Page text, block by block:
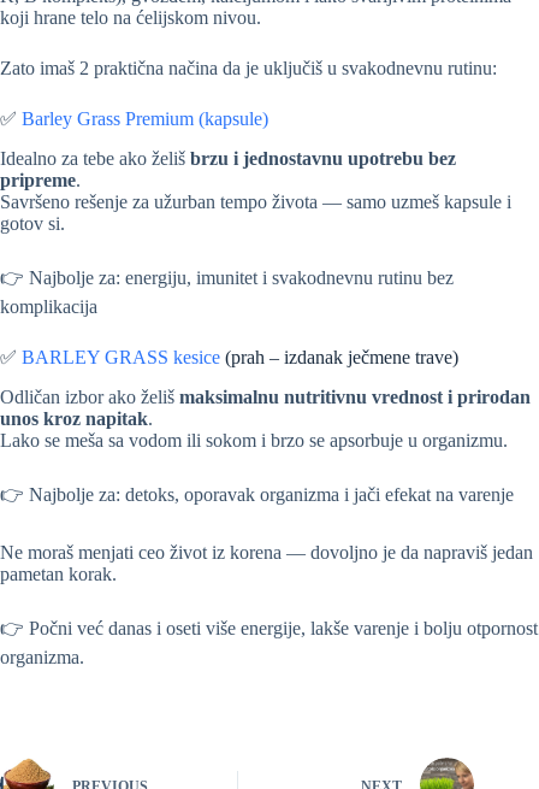
koji hrane telo na ćelijskom nivou.
Zato imaš 2 praktična načina da je uključiš u svakodnevnu rutinu:
✅ Barley Grass Premium (kapsule)
Idealno za tebe ako želiš brzu i jednostavnu upotrebu bez
pripreme.
Savršeno rešenje za užurban tempo života — samo uzmeš kapsule i
gotov si.
👉 Najbolje za: energiju, imunitet i svakodnevnu rutinu bez
komplikacija
✅ BARLEY GRASS kesice (prah – izdanak ječmene trave)
Odličan izbor ako želiš maksimalnu nutritivnu vrednost i prirodan
unos kroz napitak.
Lako se meša sa vodom ili sokom i brzo se apsorbuje u organizmu.
👉 Najbolje za: detoks, oporavak organizma i jači efekat na varenje
Ne moraš menjati ceo život iz korena — dovoljno je da napraviš jedan
pametan korak.
👉 Počni već danas i oseti više energije, lakše varenje i bolju otpornost
organizma.